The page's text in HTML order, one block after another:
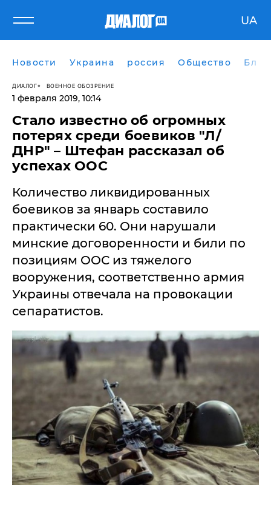
UA
Новости Украина россия Общество
ДИАЛОГ ВОЕННОЕ ОБОЗРЕНИЕ
1 февраля 2019, 10:14
Стало известно об огромных
потерях среди боевиков "Л/
ДНР" – Штефан рассказал об
успехах ООС
Количество ликвидированных
боевиков за январь составило
практически 60. Они нарушали
минские договоренности и били по
позициям ООС из тяжелого
вооружения, соответственно армия
Украины отвечала на провокации
сепаратистов.